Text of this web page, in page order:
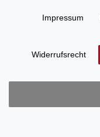
Impressum
Widerrufs­recht